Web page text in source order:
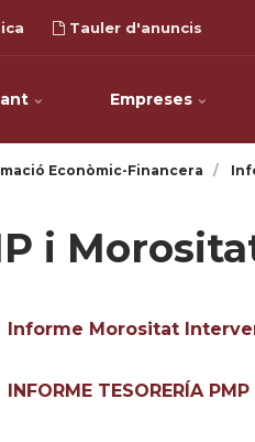
Tauler d'anuncis
Empreses
Econòmic-Financera
i
Informe Morositat
INFORME TESORERÍA